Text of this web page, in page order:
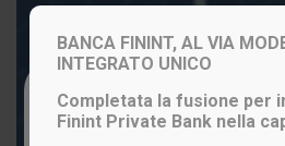
Login to your
BANCA FININT, AL VIA
INTEGRATO UNICO
Completata la fusione per
Finint Private Bank nella